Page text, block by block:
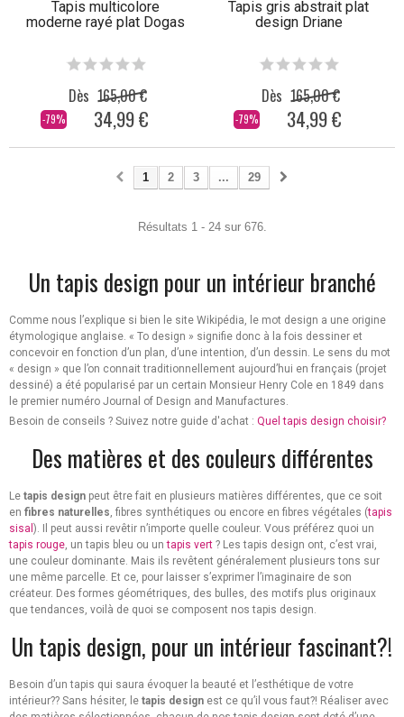
Tapis multicolore
moderne rayé plat Dogas
-79%
Dès 165,00 €
34,99 €
Tapis gris abstrait plat
design Driane
-79%
Dès 165,00 €
34,99 €
1 2 3 ... 29
Résultats 1 - 24 sur 676.
Un tapis design pour un intérieur branché
Comme nous l’explique si bien le site Wikipédia, le mot design a une origine
étymologique anglaise. « To design » signifie donc à la fois dessiner et
concevoir en fonction d’un plan, d’une intention, d’un dessin. Le sens du mot
« design » que l’on connait traditionnellement aujourd’hui en français (projet
dessiné) a été popularisé par un certain Monsieur Henry Cole en 1849 dans
le premier numéro Journal of Design and Manufactures.
Besoin de conseils ? Suivez notre guide d'achat : Quel tapis design choisir?
Des matières et des couleurs différentes
Le tapis design peut être fait en plusieurs matières différentes, que ce soit
en fibres naturelles, fibres synthétiques ou encore en fibres végétales (tapis
sisal ). Il peut aussi revêtir n’importe quelle couleur. Vous préférez quoi un
tapis rouge, un tapis bleu ou untapis vert ? Les tapis design ont, c’est vrai,
une couleur dominante. Mais ils revêtent généralement plusieurs tons sur
une même parcelle. Et ce, pour laisser s’exprimer l’imaginaire de son
créateur. Des formes géométriques, des bulles, des motifs plus originaux
que tendances, voilà de quoi se composent nos tapis design.
Un tapis design, pour un intérieur fascinant?!
Besoin d’un tapis qui saura évoquer la beauté et l’esthétique de votre
intérieur?? Sans hésiter, le tapis design est ce qu’il vous faut?! Réaliser avec